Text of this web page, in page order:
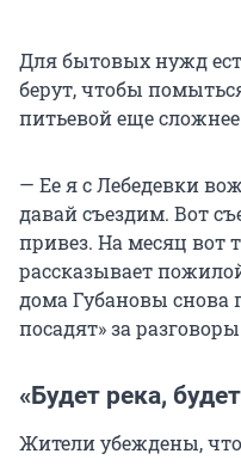
Для бытовых нужд
берут, чтобы
питьевой еще
— Ее я с Лебедевки
давай съездим. Вот
привез. На месяц вот
рассказывает
дома Губановы снова
посадят» за
«Будет река,
Жители убеждены,